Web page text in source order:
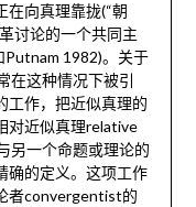
在向真理靠拢(“朝
讨论的一个共同主
1982)。关于
在这种情况下被引
工作，把近似真理的
对近似真理relative
另一个命题或理论的
确的定义。这项工作
者convergentist的